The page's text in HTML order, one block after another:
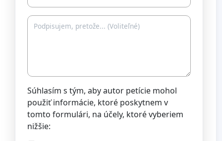
Súhlasím s tým, aby autor petície mohol
použiť informácie, ktoré poskytnem v
tomto formulári, na účely, ktoré vyberiem
nižšie: